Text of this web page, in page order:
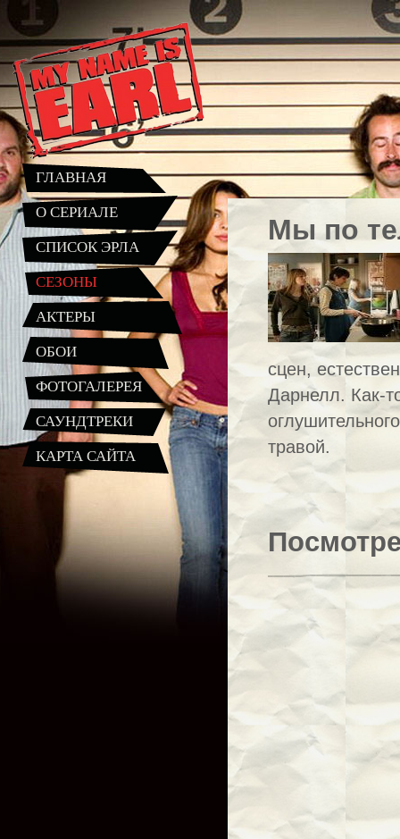
ГЛАВНАЯ
О СЕРИАЛЕ
СПИСОК ЭРЛА
СЕЗОНЫ
АКТЕРЫ
ОБОИ
ФОТОГАЛЕРЕЯ
САУНДТРЕКИ
КАРТА САЙТА
Мы по
сцен,
Дарнелл. Как-
травой.